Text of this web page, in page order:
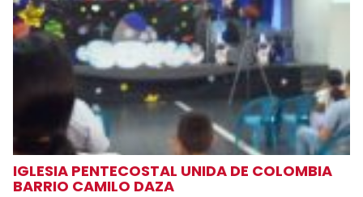
IGLESIA PENTECOSTAL UNIDA DE COLOMBIA
BARRIO CAMILO DAZA